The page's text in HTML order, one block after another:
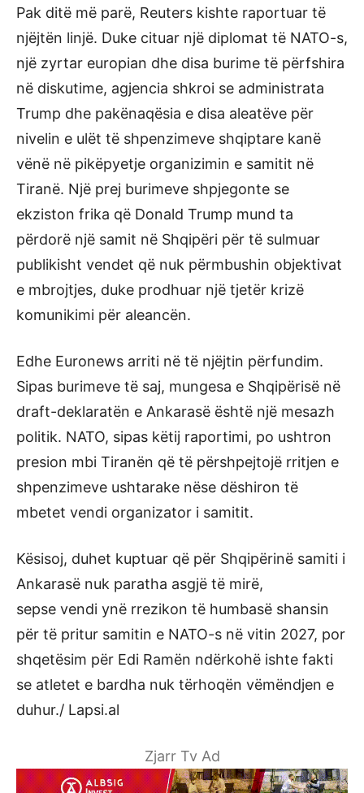
Pak ditë më parë, Reuters kishte raportuar të
njëjtën linjë. Duke cituar një diplomat të NATO-s,
një zyrtar europian dhe disa burime të përfshira
në diskutime, agjencia shkroi se administrata
Trump dhe pakënaqësia e disa aleatëve për
nivelin e ulët të shpenzimeve shqiptare kanë
vënë në pikëpyetje organizimin e samitit në
Tiranë. Një prej burimeve shpjegonte se
ekziston frika që Donald Trump mund ta
përdorë një samit në Shqipëri për të sulmuar
publikisht vendet që nuk përmbushin objektivat
e mbrojtjes, duke prodhuar një tjetër krizë
komunikimi për aleancën.
Edhe Euronews arriti në të njëjtin përfundim.
Sipas burimeve të saj, mungesa e Shqipërisë në
draft-deklaratën e Ankarasë është një mesazh
politik. NATO, sipas këtij raportimi, po ushtron
presion mbi Tiranën që të përshpejtojë rritjen e
shpenzimeve ushtarake nëse dëshiron të
mbetet vendi organizator i samitit.
Kësisoj, duhet kuptuar që për Shqipërinë samiti i
Ankarasë nuk paratha asgjë të mirë,
sepse vendi ynë rrezikon të humbasë shansin
për të pritur samitin e NATO-s në vitin 2027, por
shqetësim për Edi Ramën ndërkohë ishte fakti
se atletet e bardha nuk tërhoqën vëmëndjen e
duhur./ Lapsi.al
Zjarr Tv Ad